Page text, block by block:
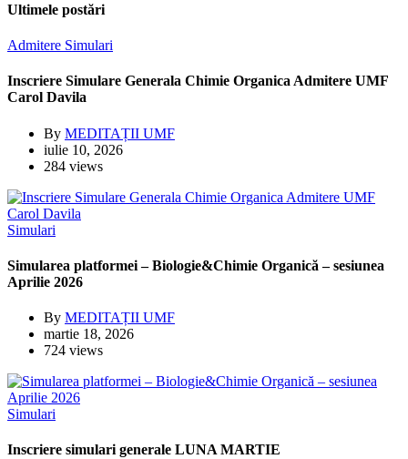
Ultimele postări
Admitere Simulari
Inscriere Simulare Generala Chimie Organica Admitere UMF
Carol Davila
By MEDITAȚII UMF
iulie 10, 2026
284 views
Simulari
Simularea platformei – Biologie&Chimie Organică – sesiunea
Aprilie 2026
By MEDITAȚII UMF
martie 18, 2026
724 views
Simulari
Inscriere simulari generale LUNA MARTIE